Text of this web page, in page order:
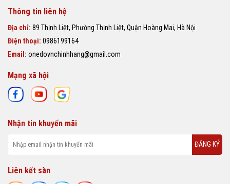
Thông tin liên hệ
Địa chỉ: 89 Thịnh Liệt, Phường Thịnh Liệt, Quận Hoàng Mai, Hà Nội
Điện thoại: 0986199164
Email: onedovnchinhhang@gmail.com
Mạng xã hội
Nhận tin khuyến mãi
ĐĂNG KÝ
Liên kết sàn